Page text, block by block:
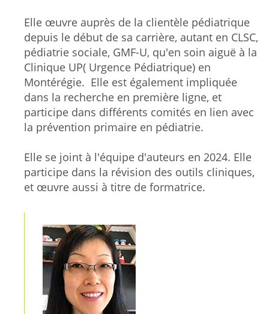
Elle œuvre auprès de la clientèle pédiatrique
depuis le début de sa carrière, autant en CLSC,
pédiatrie sociale, GMF-U, qu'en soin aiguë à la
Clinique UP( Urgence Pédiatrique) en
Montérégie. Elle est également impliquée
dans la recherche en première ligne, et
participe dans différents comités en lien avec
la prévention primaire en pédiatrie.
Elle se joint à l'équipe d'auteurs en 2024. Elle
participe dans la révision des outils cliniques,
et œuvre aussi à titre de formatrice.